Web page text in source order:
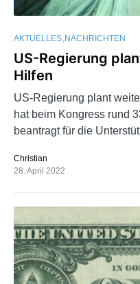
AKTUELLES NACHRICHTEN
US-Regierung
Hilfen
US-Regierung plant
hat beim Kongress rund
beantragt für die
Christian
28. April 2022